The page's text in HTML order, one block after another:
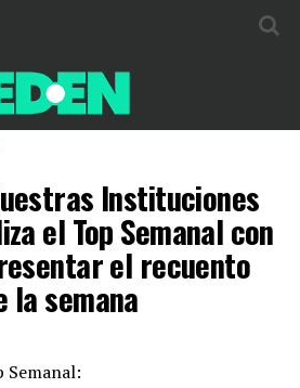
Instituciones
el Top Semanal con
el recuento
la semana